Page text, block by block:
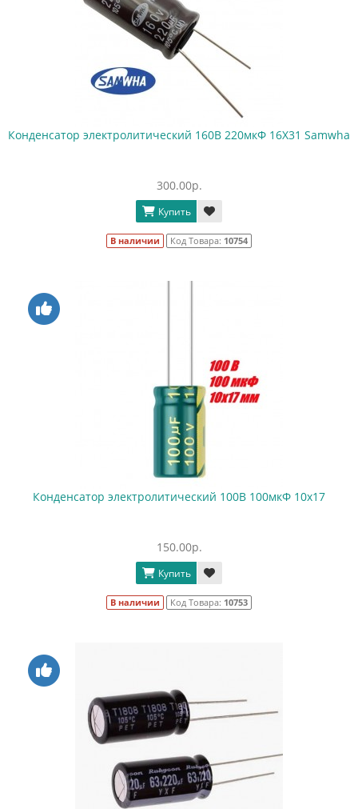
Конденсатор электролитический 160В 220мкФ 16X31 Samwha
300.00р.
Купить
В наличии Код Товара: 10754
Конденсатор электролитический 100В 100мкФ 10x17
150.00р.
Купить
В наличии Код Товара: 10753